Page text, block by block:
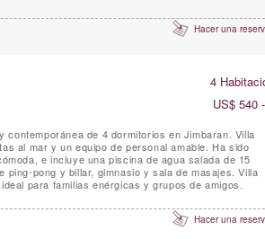
Hacer una
4
US$ 540
contemporánea de 4 dormitorios en Jimbaran. Villa
al mar y un equipo de personal amable. Ha sido
e incluye una piscina de agua salada de 15
ping-pong y billar, gimnasio y sala de masajes. Villa
para familias enérgicas y grupos de amigos.
Hacer una